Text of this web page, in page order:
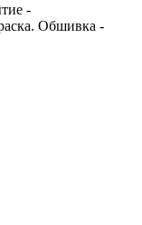
-
Обшивка -